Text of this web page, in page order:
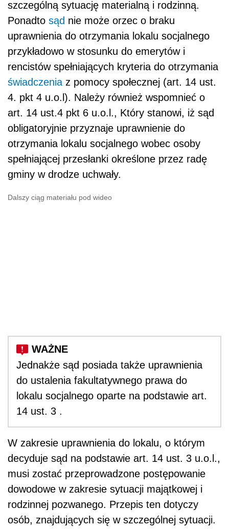
szczególną sytuację materialną i rodzinną.
Ponadto sąd nie może orzec o braku
uprawnienia do otrzymania lokalu socjalnego
przykładowo w stosunku do emerytów i
rencistów spełniających kryteria do otrzymania
świadczenia z pomocy społecznej (art. 14 ust.
4. pkt 4 u.o.l). Należy również wspomnieć o
art. 14 ust.4 pkt 6 u.o.l., Który stanowi, iż sąd
obligatoryjnie przyznaje uprawnienie do
otrzymania lokalu socjalnego wobec osoby
spełniającej przesłanki określone przez radę
gminy w drodze uchwały.
Dalszy ciąg materiału pod wideo
Jednakże sąd posiada także uprawnienia
do ustalenia fakultatywnego prawa do
lokalu socjalnego oparte na podstawie art.
14 ust. 3 .
W zakresie uprawnienia do lokalu, o którym
decyduje sąd na podstawie art. 14 ust. 3 u.o.l.,
musi zostać przeprowadzone postępowanie
dowodowe w zakresie sytuacji majątkowej i
rodzinnej pozwanego. Przepis ten dotyczy
osób, znajdujących się w szczególnej sytuacji.